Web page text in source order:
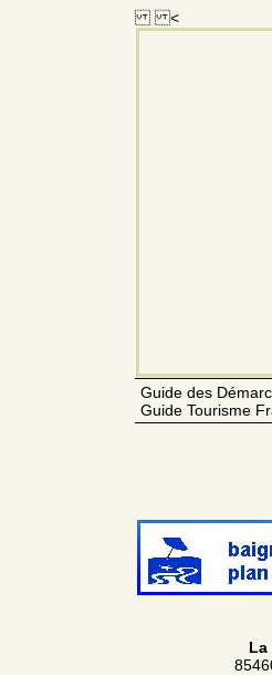
<
Guide des
Guide Tourisme
La